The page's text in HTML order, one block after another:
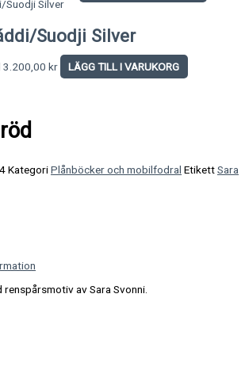
Suodji Silver
3.200,00 kr LÄGG TILL I VARUKORG
KategoriPlånböcker och mobilfodral EtikettSara
av Sara Svonni.